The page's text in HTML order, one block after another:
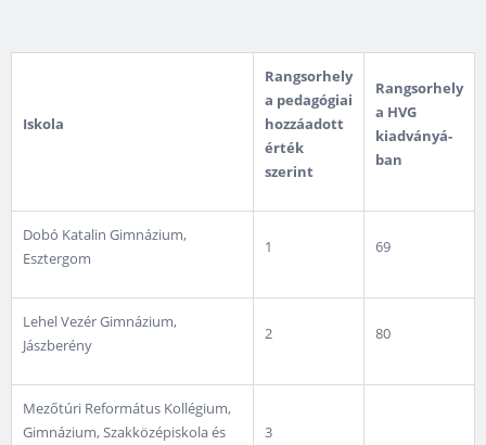
Iskola
Rangsorhely
a pedagógiai
hozzáadott
érték
szerint
Rangsorhely
a HVG
kiadványá­
ban
Dobó Katalin Gimnázium,
Esztergom
1 69
Lehel Vezér Gimnázium,
Jászberény
2 80
Mezőtúri Református Kollégium,
Gimnázium, Szakközépiskola és
3